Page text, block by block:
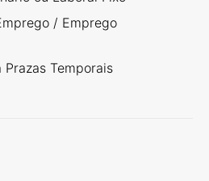
/ Emprego
Temporais